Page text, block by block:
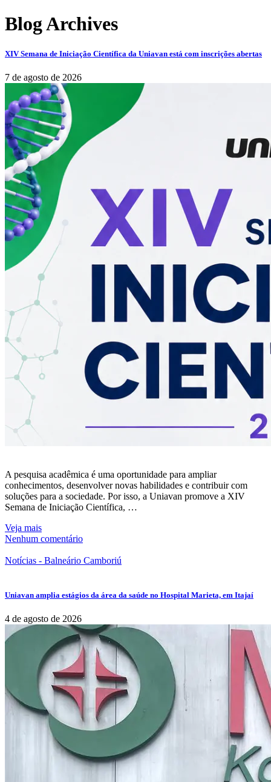
Blog Archives
XIV Semana de Iniciação Científica da Uniavan está com inscrições abertas
7 de agosto de 2026
A pesquisa acadêmica é uma oportunidade para ampliar
conhecimentos, desenvolver novas habilidades e contribuir com
soluções para a sociedade. Por isso, a Uniavan promove a XIV
Semana de Iniciação Científica, …
Veja mais
Nenhum comentário
Notícias - Balneário Camboriú
Uniavan amplia estágios da área da saúde no Hospital Marieta, em Itajaí
4 de agosto de 2026